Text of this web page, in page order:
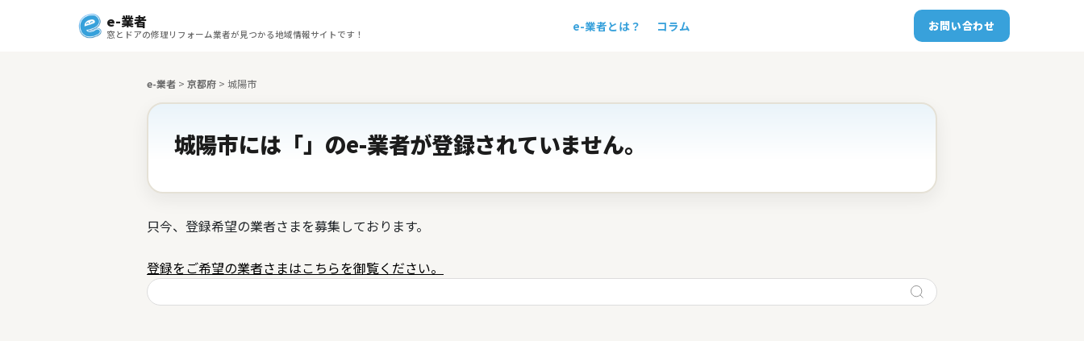
e-業者
窓とドアの修理リフォーム業者が見つかる地域情報サイトです！
e-業者とは？ コラム お問い合わせ
e-業者 > 京都府 > 城陽市
城陽市には「」のe-業者が登録されていません。
只今、登録希望の業者さまを募集しております。
登録をご希望の業者さまはこちらを御覧ください。